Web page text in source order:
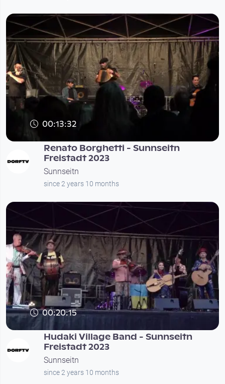
00:13:32
Renato Borghetti - Sunnseitn
Freistadt 2023
Sunnseitn
since 2 years 10 months
00:20:15
Hudaki Village Band - Sunnseitn
Freistadt 2023
Sunnseitn
since 2 years 10 months